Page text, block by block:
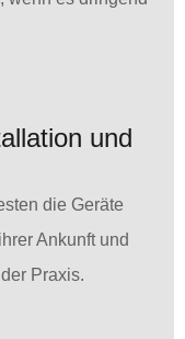
und
die Geräte
Ankunft und
Praxis.